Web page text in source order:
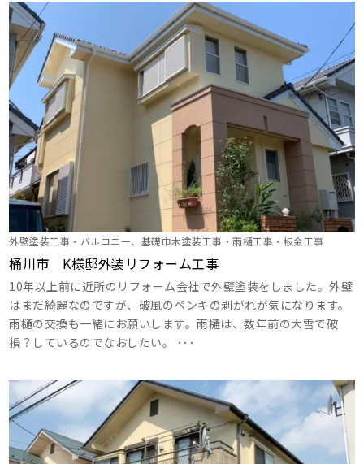
外壁塗装工事・バルコニー、基礎巾木塗装工事・雨樋工事・板金工事
桶川市 K様邸外装リフォーム工事
10年以上前に近所のリフォーム会社で外壁塗装をしました。外壁
はまだ綺麗なのですが、破風のペンキの剥がれが気になります。
雨樋の交換も一緒にお願いします。雨樋は、数年前の大雪で破
損？しているのでなおしたい。 ･･･